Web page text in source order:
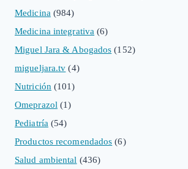
Medicina (984)
Medicina integrativa (6)
Miguel Jara & Abogados (152)
migueljara.tv (4)
Nutrición (101)
Omeprazol (1)
Pediatría (54)
Productos recomendados (6)
Salud ambiental (436)